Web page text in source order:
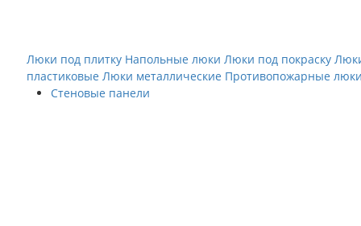
Люки под плитку Напольные люки Люки под покраску
пластиковые Люки металлические Противопожарные
Стеновые панели